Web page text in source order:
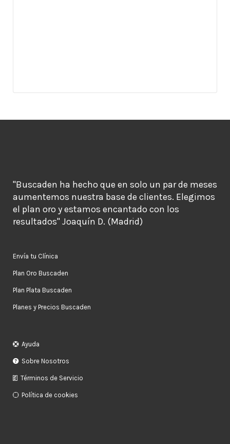
"Buscaden ha hecho que en solo un par de meses
aumentemos nuestra base de clientes. Elegimos
el plan oro y estamos encantado con los
resultados" Joaquín D. (Madrid)
Envía tu Clínica
Plan Oro Buscaden
Plan Plata Buscaden
Planes y Precios Buscaden
Ayuda
Sobre Nosotros
Términos de Servicio
Política de cookies